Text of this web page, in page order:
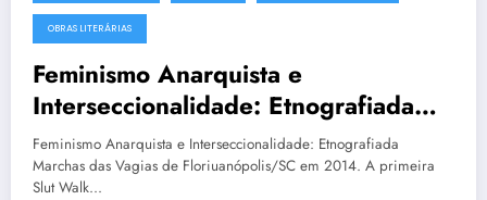
OBRAS LITERÁRIAS
Feminismo Anarquista e
Interseccionalidade: Etnografiada
Marchas das Vagias
de Florianópolis/SC em 2014
Feminismo Anarquista e Interseccionalidade: Etnografiada
Marchas das Vagias de Floriuanópolis/SC em 2014. A primeira
Slut Walk...